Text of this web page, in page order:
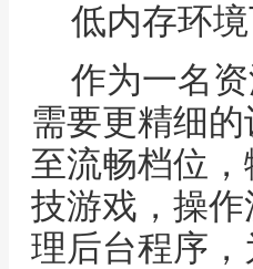
低内存环
作为一名
需要更精细
至流畅档位
技游戏，操
理后台程序